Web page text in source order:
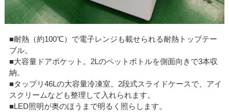
■耐熱（約100℃）で電子レンジも載せられる耐熱トップテー
ブル。
■大容量ドアポケット。2Lのペットボトルを側面向きで3本収
納。
■タップリ46Lの大容量冷凍室。2段式スライドケースで、アイ
スクリームなども整理して入れられます。
■LED照明が奥のほうまで明るく照らします。